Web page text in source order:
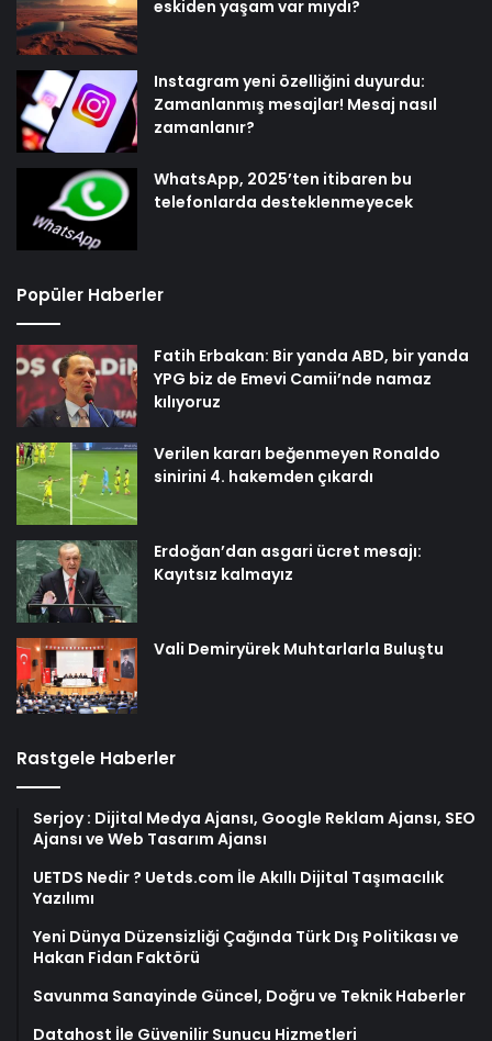
eskiden yaşam var mıydı?
Instagram yeni özelliğini duyurdu:
Zamanlanmış mesajlar! Mesaj nasıl
zamanlanır?
WhatsApp, 2025’ten itibaren bu
telefonlarda desteklenmeyecek
Popüler Haberler
Fatih Erbakan: Bir yanda ABD, bir yanda
YPG biz de Emevi Camii’nde namaz
kılıyoruz
Verilen kararı beğenmeyen Ronaldo
sinirini 4. hakemden çıkardı
Erdoğan’dan asgari ücret mesajı:
Kayıtsız kalmayız
Vali Demiryürek Muhtarlarla Buluştu
Rastgele Haberler
Serjoy : Dijital Medya Ajansı, Google Reklam Ajansı, SEO
Ajansı ve Web Tasarım Ajansı
UETDS Nedir ? Uetds.com İle Akıllı Dijital Taşımacılık
Yazılımı
Yeni Dünya Düzensizliği Çağında Türk Dış Politikası ve
Hakan Fidan Faktörü
Savunma Sanayinde Güncel, Doğru ve Teknik Haberler
Datahost İle Güvenilir Sunucu Hizmetleri